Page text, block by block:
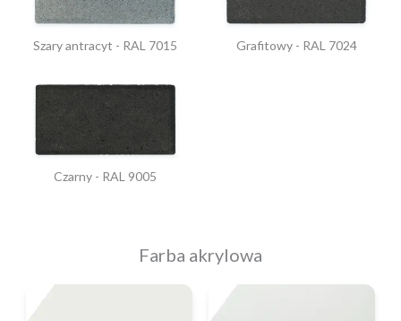
Szary antracyt - RAL 7015 Grafitowy - RAL 7024
Czarny - RAL 9005
Farba akrylowa